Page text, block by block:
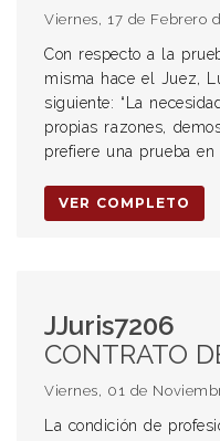
Viernes, 17 de Febrero
Con respecto a la
misma hace el Juez,
siguiente: “La
propias razones,
prefiere una prueba
VER COMPLETO
JJuris7206
CONTRATO DE TRABAJO.
Viernes, 01 de
La condición de